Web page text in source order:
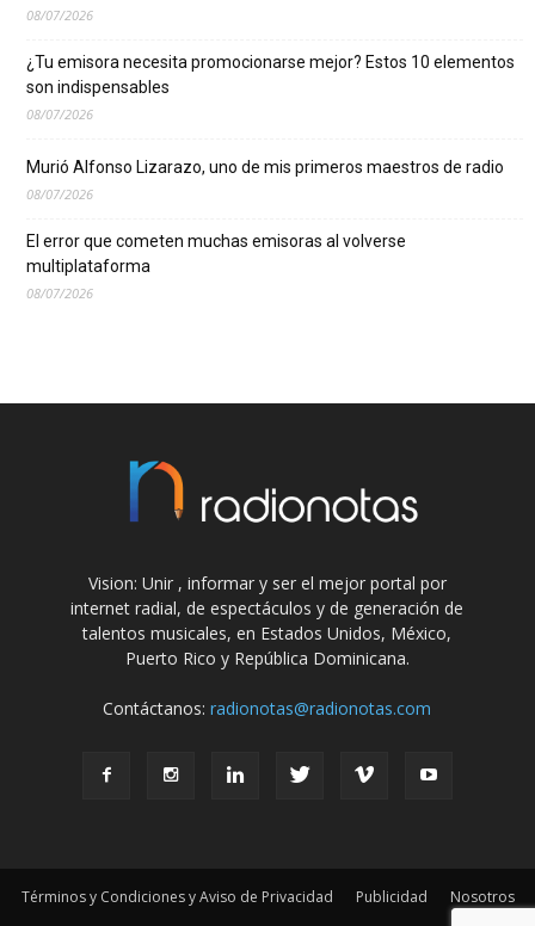
08/07/2026
¿Tu emisora necesita promocionarse mejor? Estos 10 elementos
son indispensables
08/07/2026
Murió Alfonso Lizarazo, uno de mis primeros maestros de radio
08/07/2026
El error que cometen muchas emisoras al volverse
multiplataforma
08/07/2026
Vision: Unir , informar y ser el mejor portal por
internet radial, de espectáculos y de generación de
talentos musicales, en Estados Unidos, México,
Puerto Rico y República Dominicana.
Contáctanos:radionotas@radionotas.com
Términos y Condiciones y Aviso de Privacidad Publicidad Nosotros